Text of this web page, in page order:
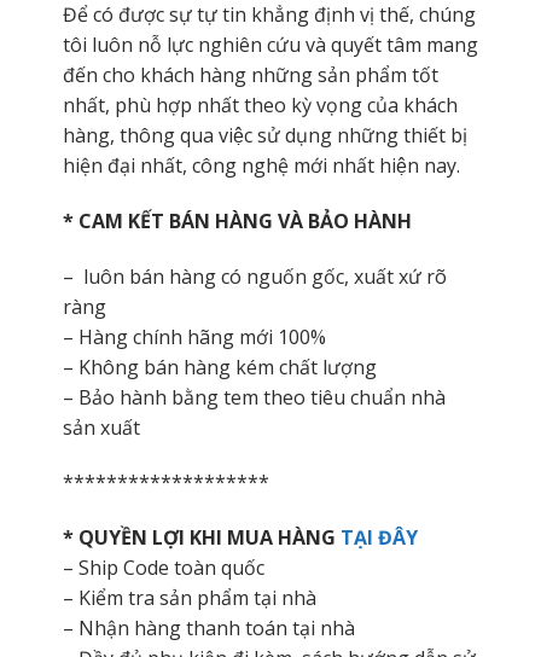
Để có được sự tự tin khẳng định vị thế, chúng
tôi luôn nỗ lực nghiên cứu và quyết tâm mang
đến cho khách hàng những sản phẩm tốt
nhất, phù hợp nhất theo kỳ vọng của khách
hàng, thông qua việc sử dụng những thiết bị
hiện đại nhất, công nghệ mới nhất hiện nay.
* CAM KẾT BÁN HÀNG VÀ BẢO HÀNH
– luôn bán hàng có nguốn gốc, xuất xứ rõ
ràng
– Hàng chính hãng mới 100%
– Không bán hàng kém chất lượng
– Bảo hành bằng tem theo tiêu chuẩn nhà
sản xuất
*******************
* QUYỀN LỢI KHI MUA HÀNG TẠI ĐÂY
– Ship Code toàn quốc
– Kiểm tra sản phẩm tại nhà
– Nhận hàng thanh toán tại nhà